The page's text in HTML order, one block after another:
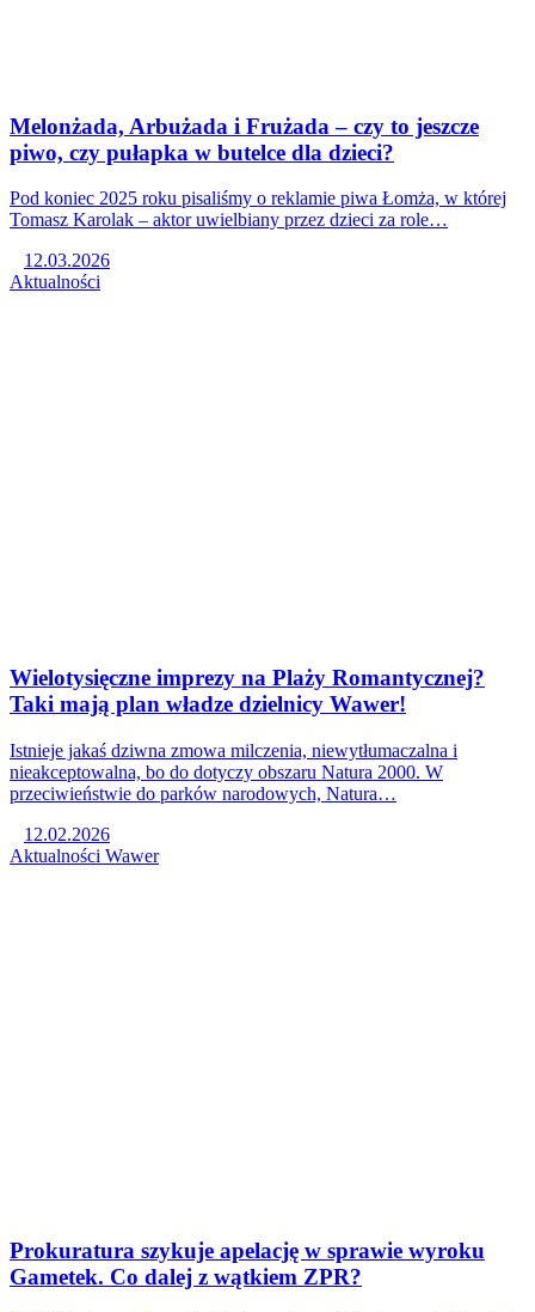
Melonżada, Arbużada i Frużada – czy to jeszcze
piwo, czy pułapka w butelce dla dzieci?
Pod koniec 2025 roku pisaliśmy o reklamie piwa Łomża, w której
Tomasz Karolak – aktor uwielbiany przez dzieci za role…
12.03.2026
Aktualności
Wielotysięczne imprezy na Plaży Romantycznej?
Taki mają plan władze dzielnicy Wawer!
Istnieje jakaś dziwna zmowa milczenia, niewytłumaczalna i
nieakceptowalna, bo do dotyczy obszaru Natura 2000. W
przeciwieństwie do parków narodowych, Natura…
12.02.2026
Aktualności Wawer
Prokuratura szykuje apelację w sprawie wyroku
Gametek. Co dalej z wątkiem ZPR?